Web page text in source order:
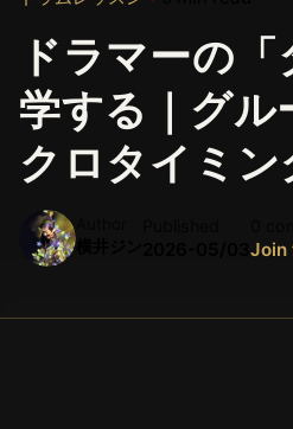
ドラマーの
学する｜グル
クロタイミン
Join